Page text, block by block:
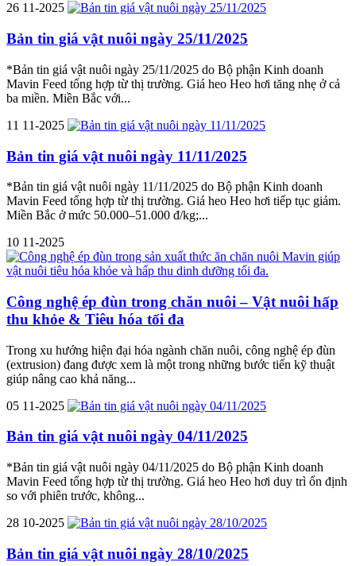
26 11-2025
Bản tin giá vật nuôi ngày 25/11/2025
*Bản tin giá vật nuôi ngày 25/11/2025 do Bộ phận Kinh doanh
Mavin Feed tổng hợp từ thị trường. Giá heo Heo hơi tăng nhẹ ở cả
ba miền. Miền Bắc với...
11 11-2025
Bản tin giá vật nuôi ngày 11/11/2025
*Bản tin giá vật nuôi ngày 11/11/2025 do Bộ phận Kinh doanh
Mavin Feed tổng hợp từ thị trường. Giá heo Heo hơi tiếp tục giảm.
Miền Bắc ở mức 50.000–51.000 đ/kg;...
10 11-2025
Công nghệ ép đùn trong chăn nuôi – Vật nuôi hấp
thu khỏe & Tiêu hóa tối đa
Trong xu hướng hiện đại hóa ngành chăn nuôi, công nghệ ép đùn
(extrusion) đang được xem là một trong những bước tiến kỹ thuật
giúp nâng cao khả năng...
05 11-2025
Bản tin giá vật nuôi ngày 04/11/2025
*Bản tin giá vật nuôi ngày 04/11/2025 do Bộ phận Kinh doanh
Mavin Feed tổng hợp từ thị trường. Giá heo Heo hơi duy trì ổn định
so với phiên trước, không...
28 10-2025
Bản tin giá vật nuôi ngày 28/10/2025